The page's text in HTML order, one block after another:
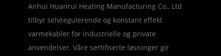
Anhui Huanrui Heating Manufacturing Co., Ltd
tilbyr selvregulerende og konstant effekt
varmekabler for industrielle og private
anvendelser. Våre sertifiserte løsninger gir